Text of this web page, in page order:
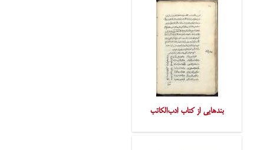
بندهایی از کتاب ادب‌الکاتب